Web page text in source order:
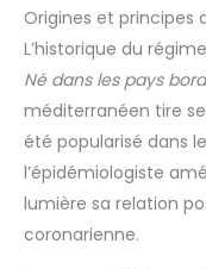
Origines et principes
L’historique du
Né dans les pays
méditerranéen tire
été popularisé dans
l’épidémiologiste
lumière sa relation
coronarienne.